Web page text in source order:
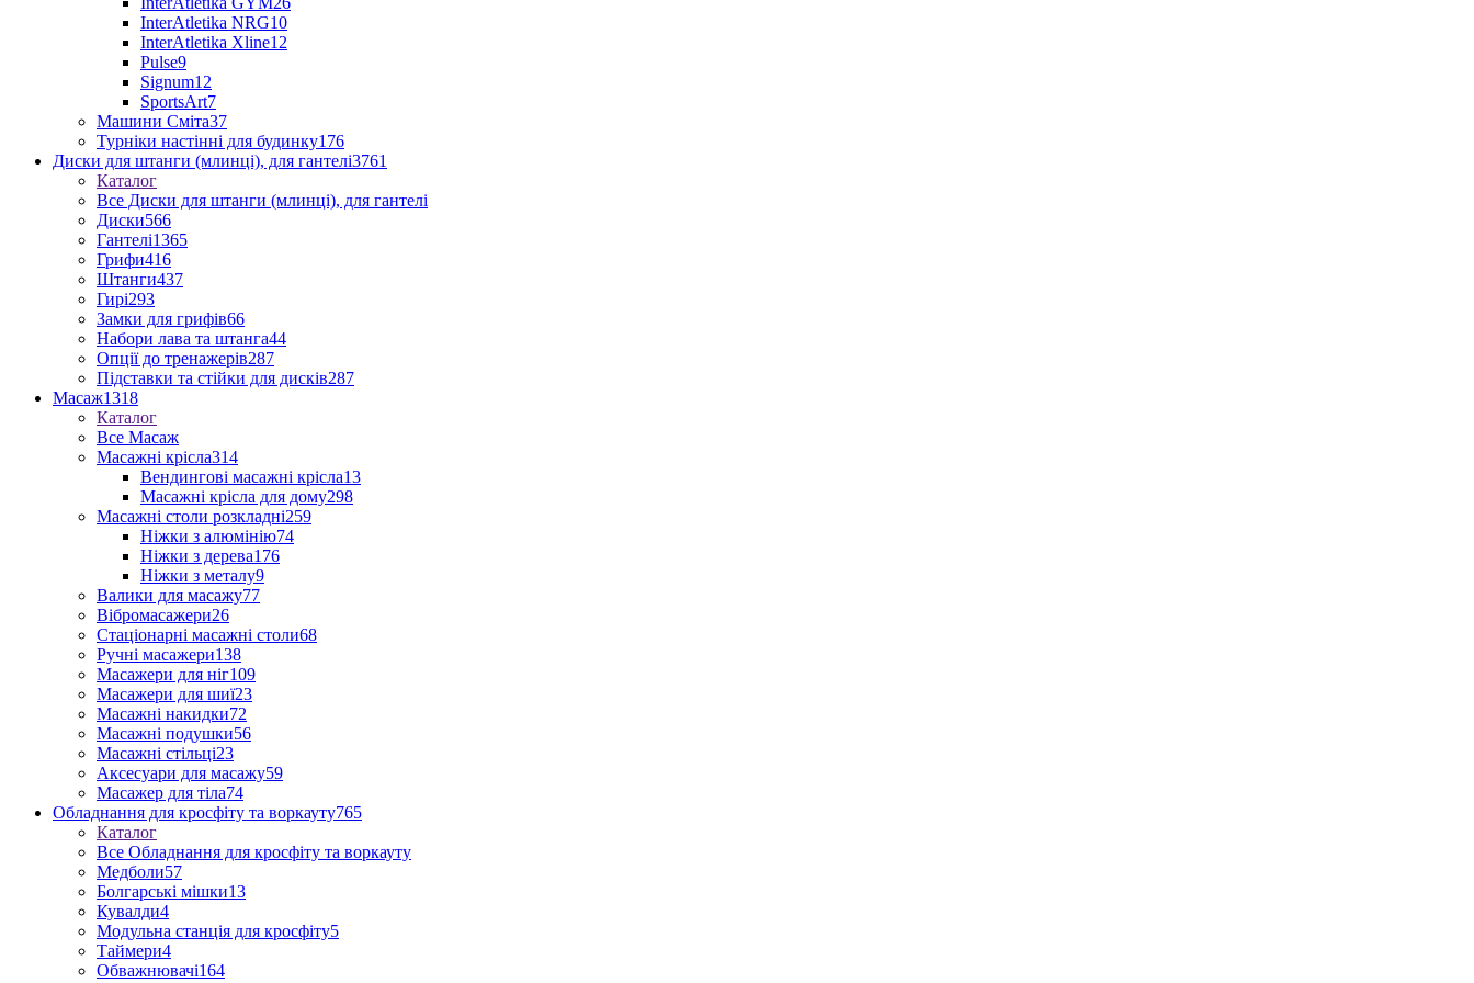
InterAtletika NRG10
InterAtletika Xline12
Pulse9
Signum12
SportsArt7
Машини Сміта37
Турніки настінні для будинку176
Диски для штанги (млинці), для гантелі3761
Каталог
Все Диски для штанги (млинці), для гантелі
Диски566
Гантелі1365
Грифи416
Штанги437
Гирі293
Замки для грифів66
Набори лава та штанга44
Опції до тренажерів287
Підставки та стійки для дисків287
Масаж1318
Каталог
Все Масаж
Масажні крісла314
Вендингові масажні крісла13
Масажні крісла для дому298
Масажні столи розкладні259
Ніжки з алюмінію74
Ніжки з дерева176
Ніжки з металу9
Валики для масажу77
Вібромасажери26
Стаціонарні масажні столи68
Ручні масажери138
Масажери для ніг109
Масажери для шиї23
Масажні накидки72
Масажні подушки56
Масажні стільці23
Аксесуари для масажу59
Масажер для тіла74
Обладнання для кросфіту та воркауту765
Каталог
Все Обладнання для кросфіту та воркауту
Медболи57
Болгарські мішки13
Кувалди4
Модульна станція для кросфіту5
Таймери4
Обважнювачі164